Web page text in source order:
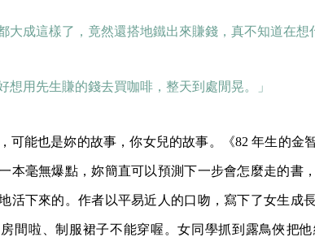
大成這樣了，竟然還搭地鐵出來賺錢，真不知道在想
想用先生賺的錢去買咖啡，整天到處閒晃。」
可能也是妳的故事，你女兒的故事。《82 年生的金
本毫無爆點，妳簡直可以預測下一步會怎麼走的書
活下來的。作者以平易近人的口吻，寫下了女生成
間啦、制服裙子不能穿喔。女同學抓到露鳥俠把